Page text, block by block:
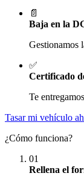
📄
Baja en la
Gestionamos
✅
Certificado
Te
Tasar mi vehículo
¿Cómo funciona?
01
Rellena el